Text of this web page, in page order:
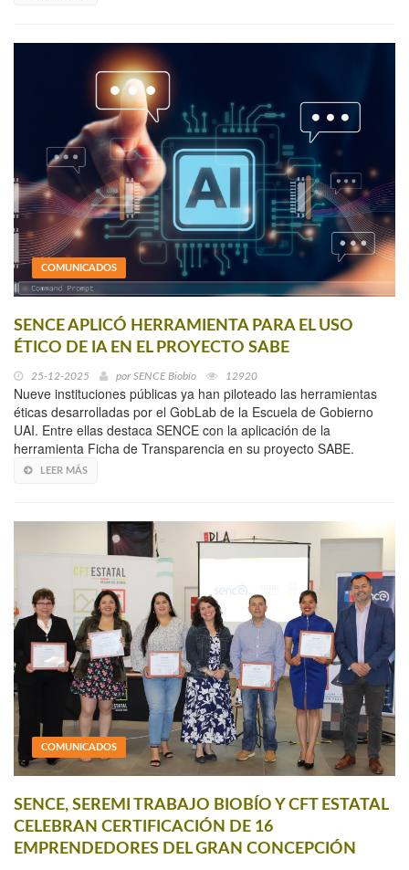
COMUNICADOS
SENCE APLICÓ HERRAMIENTA PARA EL USO
ÉTICO DE IA EN EL PROYECTO SABE
25-12-2025 por SENCE Biobío 12920
Nueve instituciones públicas ya han piloteado las herramientas
éticas desarrolladas por el GobLab de la Escuela de Gobierno
UAI. Entre ellas destaca SENCE con la aplicación de la
herramienta Ficha de Transparencia en su proyecto SABE.
LEER MÁS
COMUNICADOS
SENCE, SEREMI TRABAJO BIOBÍO Y CFT ESTATAL
CELEBRAN CERTIFICACIÓN DE 16
EMPRENDEDORES DEL GRAN CONCEPCIÓN